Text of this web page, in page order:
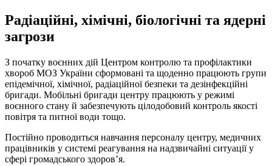
Радіаційні, хімічні, біологічні та ядерні
загрози
З початку воєнних дій Центром контролю та профілактики
хвороб МОЗ України сформовані та щоденно працюють групи
епідемічної, хімічної, радіаційної безпеки та дезінфекційні
бригади. Мобільні бригади центру працюють у режимі
воєнного стану й забезпечують цілодобовий контроль якості
повітря та питної води тощо.
Постійно проводиться навчання персоналу центру, медичних
працівників у системі реагування на надзвичайні ситуації у
сфері громадського здоров’я.